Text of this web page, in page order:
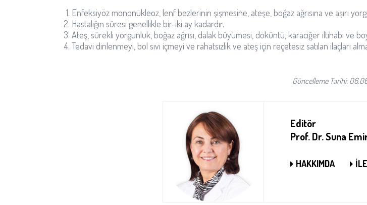
Enfeksiyöz mononükleoz, lenf bezlerinin şişmesine, ateşe, boğaz ağrısına ve aşırı
Hastalığın süresi genellikle bir-iki ay kadardır.
Ateş, sürekli yorgunluk, boğaz ağrısı, dalak büyümesi, döküntü, karaciğer iltihabı ve
Tedavi dinlenmeyi, bol sıvı içmeyi ve rahatsızlık ve ateş için reçetesiz satılan ilaçları
Güncelleme Tarihi:
Editör
Prof. Dr. Suna
HAKKIMDA